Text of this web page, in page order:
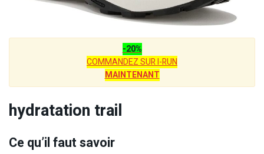
-20%
COMMANDEZ SUR I-RUN
MAINTENANT
hydratation trail
Ce qu’il faut savoir